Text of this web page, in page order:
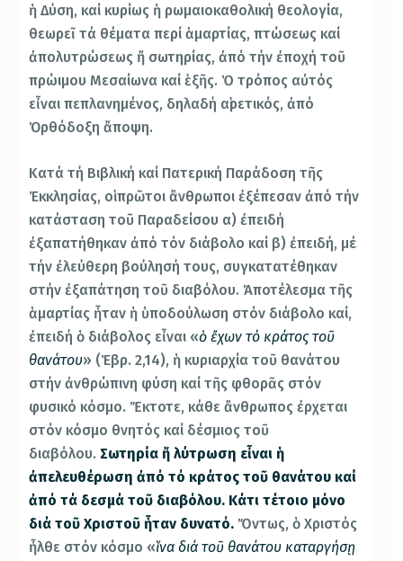
ἡ Δύση, καί κυρίως ἡ ρωμαιοκαθολική θεολογία,
θεωρεῖ τά θέματα περί ἁμαρτίας, πτώσεως καί
ἀπολυτρώσεως ἤ σωτηρίας, ἀπό τήν ἐποχή τοῦ
πρώιμου Μεσαίωνα καί ἑξῆς. Ὁ τρόπος αὐτός
εἶναι πεπλανημένος, δηλαδή αἱρετικός, ἀπό
Ὀρθόδοξη ἄποψη.
Κατά τή Βιβλική καί Πατερική Παράδοση τῆς
Ἐκκλησίας, οἱ πρῶτοι ἄνθρωποι ἐξέπεσαν ἀπό τήν
κατάσταση τοῦ Παραδείσου α) ἐπειδή
ἐξαπατήθηκαν ἀπό τόν διάβολο καί β) ἐπειδή, μέ
τήν ἐλεύθερη βούλησή τους, συγκατατέθηκαν
στήν ἐξαπάτηση τοῦ διαβόλου. Ἀποτέλεσμα τῆς
ἁμαρτίας ἦταν ἡ ὑποδούλωση στόν διάβολο καί,
ἐπειδή ὁ διάβολος εἶναι «ὁ ἔχων τό κράτος τοῦ
θανάτου» (Ἑβρ. 2,14), ἡ κυριαρχία τοῦ θανάτου
στήν ἀνθρώπινη φύση καί τῆς φθορᾶς στόν
φυσικό κόσμο. Ἔκτοτε, κάθε ἄνθρωπος ἐρχεται
στόν κόσμο θνητός καί δέσμιος τοῦ
διαβόλου. Σωτηρία ἤ λύτρωση εἶναι ἡ
ἀπελευθέρωση ἀπό τό κράτος τοῦ θανάτου καί
ἀπό τά δεσμά τοῦ διαβόλου. Κάτι τέτοιο μόνο
διά τοῦ Χριστοῦ ἦταν δυνατό. Ὄντως, ὁ Χριστός
ἦλθε στόν κόσμο «ἵνα διά τοῦ θανάτου καταργήσῃ